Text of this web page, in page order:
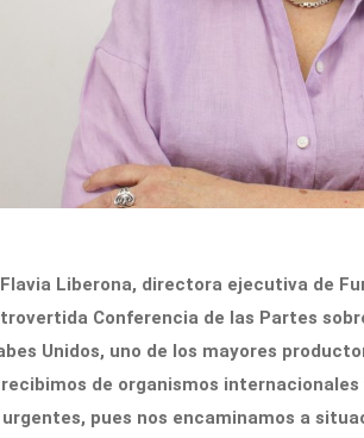
Liberona, directora ejecutiva de
Conferencia de las Partes
Unidos, uno de los mayores
de organismos
pues nos encaminamos a